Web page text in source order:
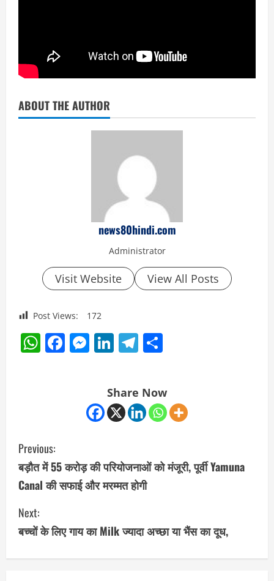
ABOUT THE AUTHOR
news80hindi.com
Administrator
Visit Website View All Posts
Post Views: 172
WhatsApp
Facebook
Messenger
LinkedIn
Telegram
Share Now
C
o
n
t
i
Previous:
बड़ौत में 55 करोड़ की परियोजनाओं को मंजूरी, पूर्वी Yamuna
Canal की सफाई और मरम्मत होगी
Next:
बच्चों के लिए गाय का Milk ज्यादा अच्छा या भैंस का दूध,